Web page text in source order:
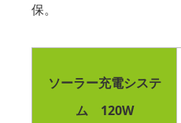
保。
ソーラー充電システ
ム 120W